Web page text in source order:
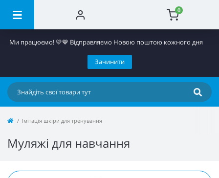
0
Ми працюємо! 💛​💙 Відправляємо Новою поштою кожного дня
Зачинити
Імітація шкіри для тренування
Муляжі для навчання